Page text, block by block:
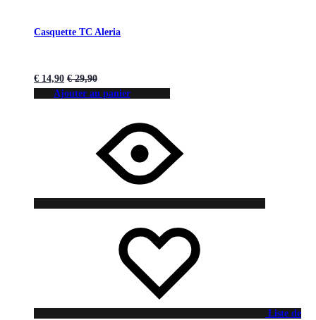
Casquette TC Aleria
€ 14,90 €29,90
Ajouter au panier
Liste de